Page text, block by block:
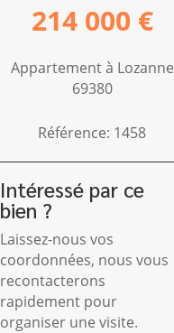
214 000 €
Appartement à Lozanne
69380
Référence: 1458
Intéressé par ce
bien ?
Laissez-nous vos
coordonnées, nous vous
recontacterons
rapidement pour
organiser une visite.